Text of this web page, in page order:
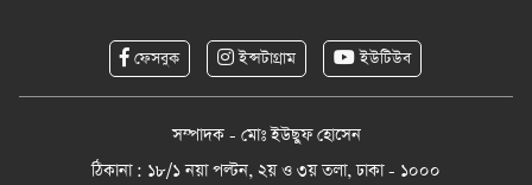
ফেসবুক ইন্সটাগ্রাম ইউটিউব
সম্পাদক - মোঃ ইউছুফ হোসেন
ঠিকানা : ১৮/১ নয়া পল্টন, ২য় ও ৩য় তলা, ঢাকা - ১০০০